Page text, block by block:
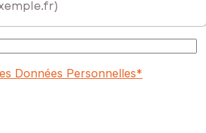
Données Personnelles*